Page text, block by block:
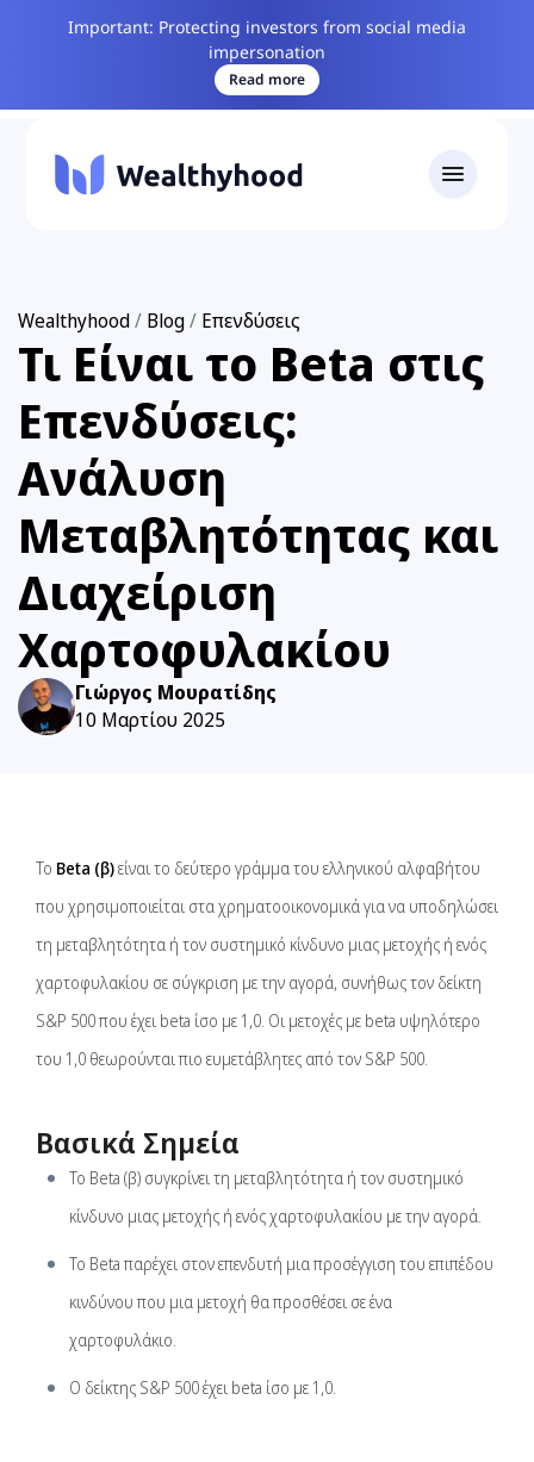
Important: Protecting investors from social media
impersonation
Read more
Wealthyhood/ Blog/ Επενδύσεις
Τι Είναι το Beta στις
Επενδύσεις:
Ανάλυση
Μεταβλητότητας και
Διαχείριση
Χαρτοφυλακίου
Γιώργος Μουρατίδης
10 Μαρτίου 2025
Το Beta (β)είναι το δεύτερο γράμμα του ελληνικού αλφαβήτου
που χρησιμοποιείται στα χρηματοοικονομικά για να υποδηλώσει
τη μεταβλητότητα ή τον συστημικό κίνδυνο μιας μετοχής ή ενός
χαρτοφυλακίου σε σύγκριση με την αγορά, συνήθως τον δείκτη
S&P 500 που έχει beta ίσο με 1,0. Οι μετοχές με beta υψηλότερο
του 1,0 θεωρούνται πιο ευμετάβλητες από τον S&P 500.
Βασικά Σημεία
Το Beta (β) συγκρίνει τη μεταβλητότητα ή τον συστημικό
κίνδυνο μιας μετοχής ή ενός χαρτοφυλακίου με την αγορά.
Το Beta παρέχει στον επενδυτή μια προσέγγιση του επιπέδου
κινδύνου που μια μετοχή θα προσθέσει σε ένα
χαρτοφυλάκιο.
Ο δείκτης S&P 500 έχει beta ίσο με 1,0.